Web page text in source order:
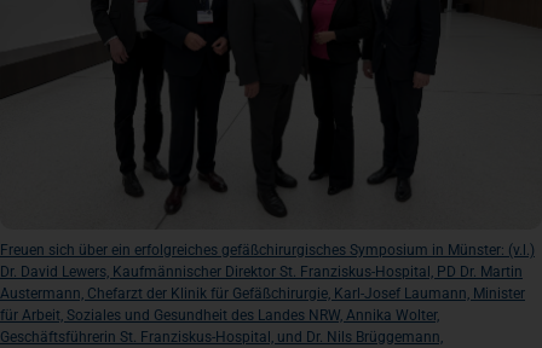
Veranstaltungen
Anfahrt + Parken
Freuen sich über ein erfolgreiches gefäßchirurgisches Symposium in Münster: (v.l.)
Dr. David Lewers, Kaufmännischer Direktor St. Franziskus-Hospital, PD Dr. Martin
Austermann, Chefarzt der Klinik für Gefäßchirurgie, Karl-Josef Laumann, Minister
für Arbeit, Soziales und Gesundheit des Landes NRW, Annika Wolter,
Geschäftsführerin St. Franziskus-Hospital, und Dr. Nils Brüggemann,